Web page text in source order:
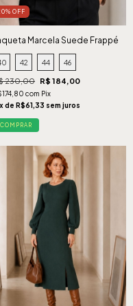
OFF
Marcela Suede Frappé
42 44 46
230,00 R$ 184,00
com Pix
de R$61,33 sem juros
COMPRAR